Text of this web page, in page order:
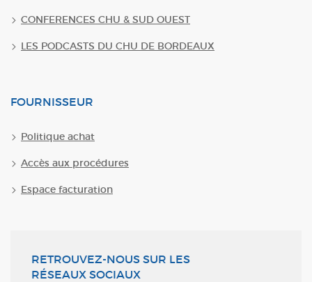
CONFERENCES CHU & SUD OUEST
LES PODCASTS DU CHU DE BORDEAUX
FOURNISSEUR
Politique achat
Accès aux procédures
Espace facturation
RETROUVEZ-NOUS SUR LES
RÉSEAUX SOCIAUX